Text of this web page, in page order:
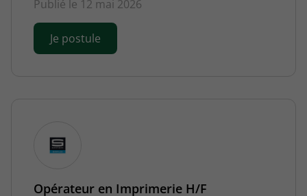
Publié le 12 mai 2026
Je postule
Opérateur en Imprimerie H/F